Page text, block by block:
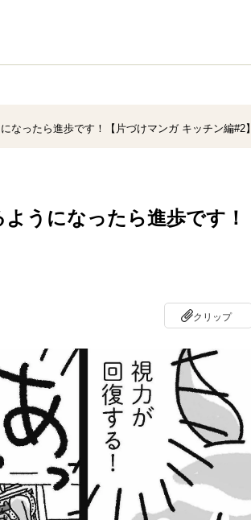
なったら進歩です！【片づけマンガ キッチン編#2】
うになったら進歩です！
クリップ